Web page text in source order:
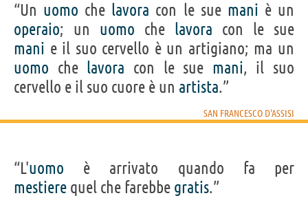
“Un uomo che lavora con le sue mani è un
operaio; un uomo che lavora con le sue
mani e il suo cervello è un artigiano; ma un
uomo che lavora con le sue mani, il suo
cervello e il suo cuore è un artista.”
SAN FRANCESCO D'ASSISI
“L'uomo è arrivato quando fa per
mestiere quel che farebbe gratis.”